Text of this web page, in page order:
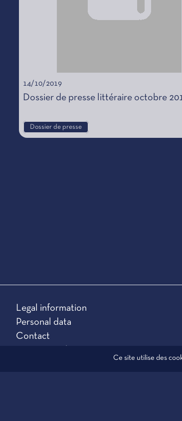
14/10/2019
Dossier de presse littéraire octobre
Dossier de presse
Legal information
Personal data
Contact
Ce site utilise des